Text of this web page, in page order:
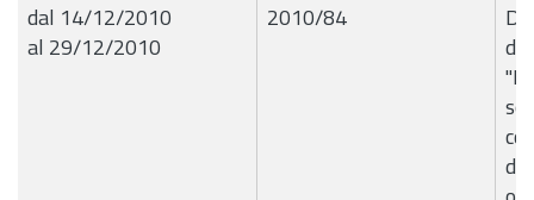
dal 14/12/2010
al 29/12/2010
2010/84